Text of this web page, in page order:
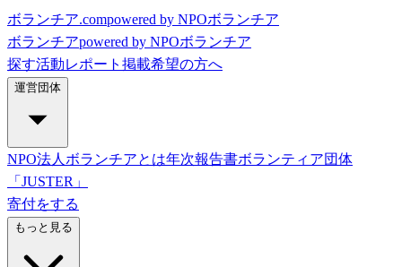
ボランチア.compowered by NPOボランチア
ボランチアpowered by NPOボランチア
探す活動レポート 掲載希望の方へ
運営団体
NPO法人ボランチアとは年次報告書ボランティア団体
「JUSTER」
寄付をする
もっと見る